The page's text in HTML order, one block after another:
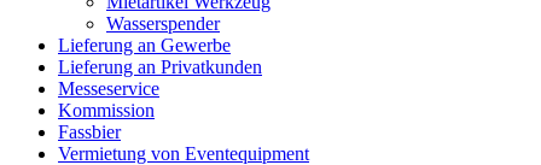
Wasserspender
Lieferung an Gewerbe
Lieferung an Privatkunden
Messeservice
Kommission
Fassbier
Vermietung von Eventequipment